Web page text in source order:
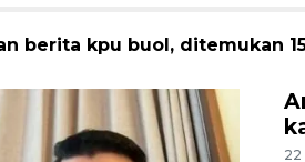
berita kpu buol, ditemukan